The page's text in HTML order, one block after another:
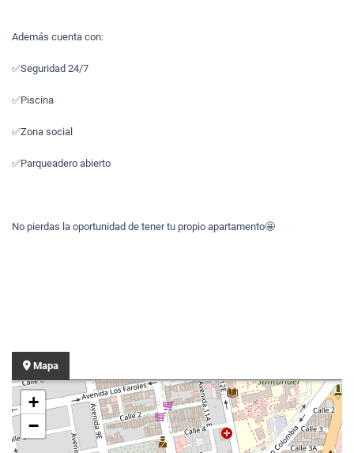
Además cuenta con:
✅Seguridad 24/7
✅Piscina
✅Zona social
✅Parqueadero abierto
No pierdas la oportunidad de tener tu propio apartamento🤩
Mapa
+
−